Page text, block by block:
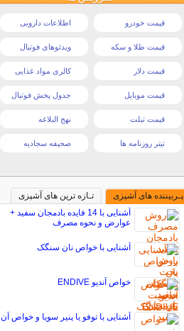
قیمت خودرو اطلاعات دارویی
قیمت طلا و سکه ویدئوهای فوتبال
قیمت دلار کالری مواد غذایی
قیمت موبایل جدول پخش فوتبال
قیمت تبلت نهج البلاغه
تیتر روزنامه ها صحیفه سجادیه
پـربیننده های آشپزی
تـازه ترین های آشپزی
آشنایی با 14 فایده بادمجان سفید +
عوارض و نحوه مصرف
آشنایی با خواص نان سنگک
خواص آندیو ENDIVE
آشنایی با توفو یا پنیر سویا و خواص آن